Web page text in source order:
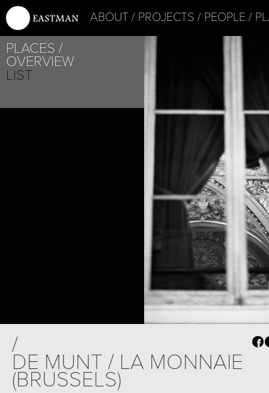
ABOUT PROJECTS PEOPLE
PLACES
OVERVIEW
LIST
/
DE MUNT / LA MONNAIE
(BRUSSELS)